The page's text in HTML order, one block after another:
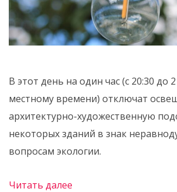
В этот день на один час (с 20:30 до
местному времени) отключат
архитектурно-художественную
некоторых зданий в знак
вопросам экологии.
Читать далее